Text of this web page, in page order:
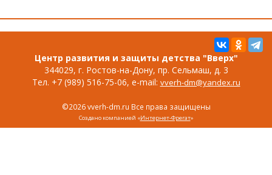
Центр развития и защиты детства "Вверх"
344029, г. Ростов-на-Дону, пр. Сельмаш, д. 3
Тел. +7 (989) 516-75-06, e-mail: vverh-dm@yandex.ru
©2026 vverh-dm.ru Все права защищены
Создано компанией «Интернет-Фрегат»